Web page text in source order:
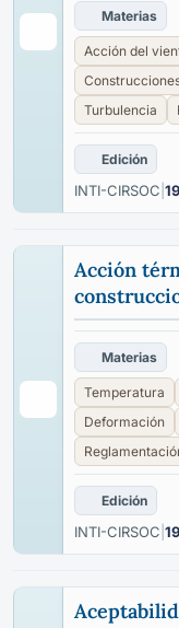
Materias
Acción del
Turbulencia
Edición
INTI-CIRSOC
Acción
Materias
Temperatura
Deformación
Edición
INTI-CIRSOC